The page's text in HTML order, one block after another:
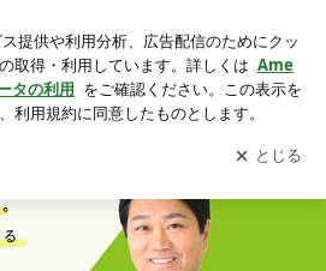
ブログの更新通知
を受け取りまし
開く